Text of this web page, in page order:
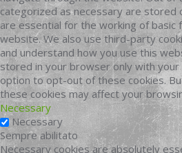
categorized as necessary are stored
are essential for the working of basic
website. We also use third-party
and understand how you use this
stored in your browser only with your
option to opt-out of these cookies.
these cookies may affect your
Necessary
Necessary
Sempre abilitato
Necessary cookies are absolutely